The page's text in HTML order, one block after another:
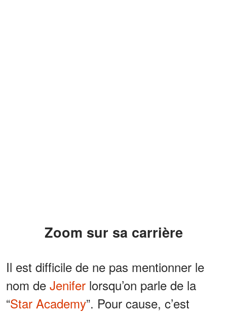
Zoom sur sa carrière
Il est difficile de ne pas mentionner le
nom de Jenifer lorsqu’on parle de la
“Star Academy”. Pour cause, c’est